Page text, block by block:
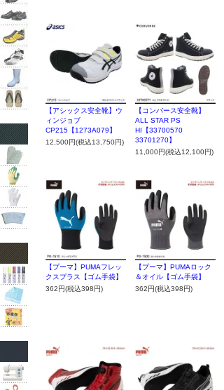
【アシックス安全靴】ウ
ィンジョブ
CP215【1273A079】
12,500円(税込13,750円)
【コンバース安全靴】
ALL STAR PS
HI【33700570
33701270】
11,000円(税込12,100円)
【プーマ】PUMAフレッ
クスプラス【ゴム手袋】
362円(税込398円)
【プーマ】PUMAロック
＆オイル【ゴム手袋】
362円(税込398円)